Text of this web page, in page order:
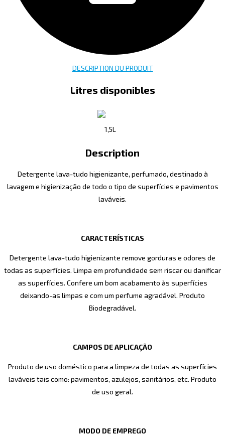
DESCRIPTION DU PRODUIT
Litres disponibles
1,5L
Description
Detergente lava-tudo higienizante, perfumado, destinado à
lavagem e higienização de todo o tipo de superfícies e pavimentos
laváveis.
CARACTERÍSTICAS
Detergente lava-tudo higienizante remove gorduras e odores de
todas as superfícies. Limpa em profundidade sem riscar ou danificar
as superfícies. Confere um bom acabamento às superfícies
deixando-as limpas e com um perfume agradável. Produto
Biodegradável.
CAMPOS DE APLICAÇÃO
Produto de uso doméstico para a limpeza de todas as superfícies
laváveis tais como: pavimentos, azulejos, sanitários, etc. Produto
de uso geral.
MODO DE EMPREGO